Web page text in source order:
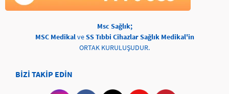
Msc Sağlık;
MSC MedikalveSS Tıbbi Cihazlar Sağlık Medikal'in
ORTAK KURULUŞUDUR.
BİZİ TAKİP EDİN